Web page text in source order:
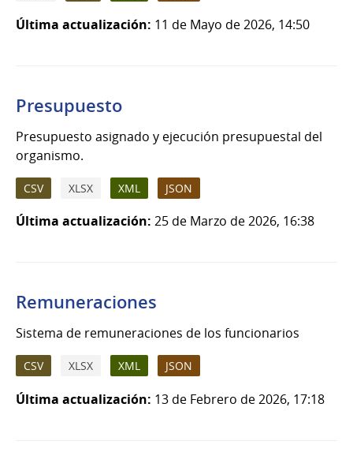
Última actualización: 11 de Mayo de 2026, 14:50
Presupuesto
Presupuesto asignado y ejecución presupuestal del
organismo.
CSV XLSX XML JSON
Última actualización: 25 de Marzo de 2026, 16:38
Remuneraciones
Sistema de remuneraciones de los funcionarios
CSV XLSX XML JSON
Última actualización: 13 de Febrero de 2026, 17:18